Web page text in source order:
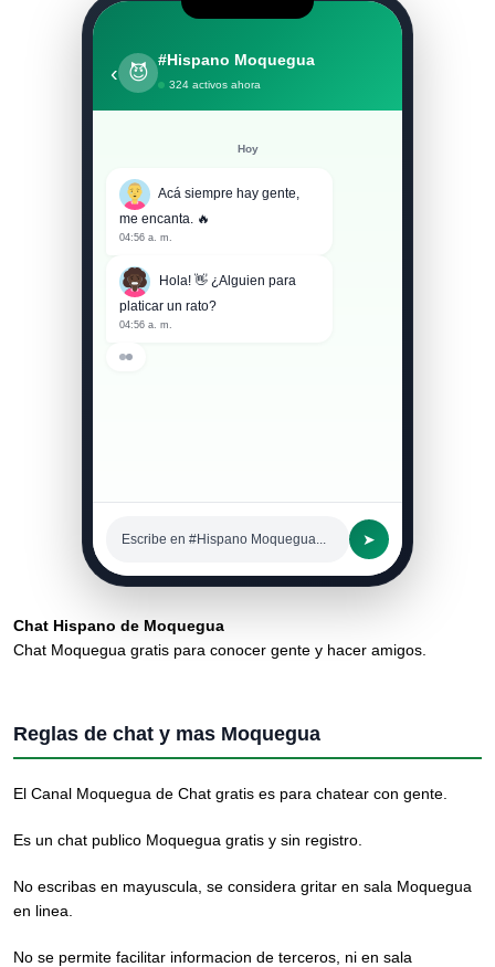
‹ 😈
#Hispano Moquegua
324 activos ahora
Hoy
Acá siempre hay gente,
me encanta. 🔥
04:56 a. m.
Hola! 👋 ¿Alguien para
platicar un rato?
04:56 a. m.
Escribe en #Hispano Moquegua... ➤
Chat Hispano de Moquegua
Chat Moquegua gratis para conocer gente y hacer amigos.
Reglas de chat y mas Moquegua
El Canal Moquegua de Chat gratis es para chatear con gente.
Es un chat publico Moquegua gratis y sin registro.
No escribas en mayuscula, se considera gritar en sala Moquegua
en linea.
No se permite facilitar informacion de terceros, ni en sala